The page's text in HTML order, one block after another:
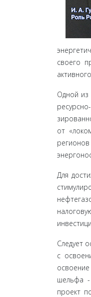
своего
Одной из
от
Для
Следует
с
шельфа -
проект